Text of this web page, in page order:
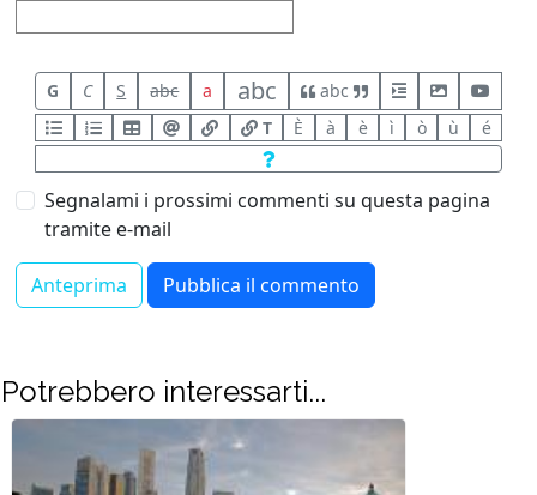
G C S abc a abc
abc
T
È à è ì ò ù é
Segnalami i prossimi commenti su questa pagina
tramite e-mail
Potrebbero interessarti...